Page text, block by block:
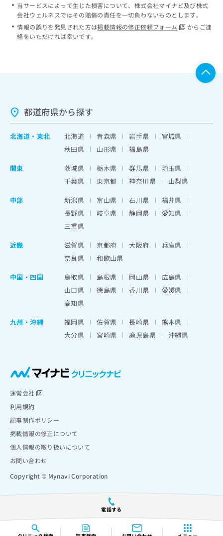
電話する
当サービスによって生じた損害について、株式会社マイナビ及び株式
会社ウェルネスではその賠償の責任を一切負わないものとします。
情報の誤りを発見された方は掲載情報の修正依頼フォーム
からご連
絡をいただければ幸いです。
都道府県から探す
北海道 ・ 東北 北海道 青森県 岩手県
宮城県
秋田県
山形県
福島県
関東
茨城県 栃木県 群馬県
埼玉県
千葉県
東京都 神奈川県
山梨県
中部
新潟県 富山県 石川県
福井県
長野県
岐阜県 静岡県
愛知県
三重県
近畿
滋賀県 京都府 大阪府
兵庫県
奈良県
和歌山県
中国・四国
鳥取県 島根県 岡山県
広島県
山口県
徳島県 香川県
愛媛県
高知県
九州・沖縄
福岡県 佐賀県 長崎県
熊本県
大分県
宮崎県 鹿児島県 沖縄県
運営会社
利用規約
記事制作ポリシー
掲載情報の修正について
個人情報の取り扱いについて
お問い合わせ
Copyright © Mynavi Corporation